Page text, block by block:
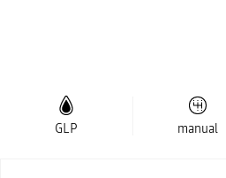
GLP manual